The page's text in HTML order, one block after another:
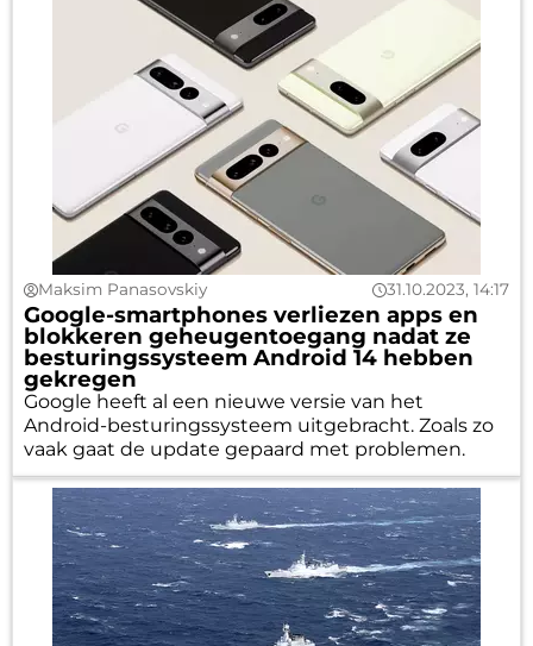
Maksim Panasovskiy 31.10.2023, 14:17
Google-smartphones verliezen apps en
blokkeren geheugentoegang nadat ze
besturingssysteem Android 14 hebben
gekregen
Google heeft al een nieuwe versie van het
Android-besturingssysteem uitgebracht. Zoals zo
vaak gaat de update gepaard met problemen.